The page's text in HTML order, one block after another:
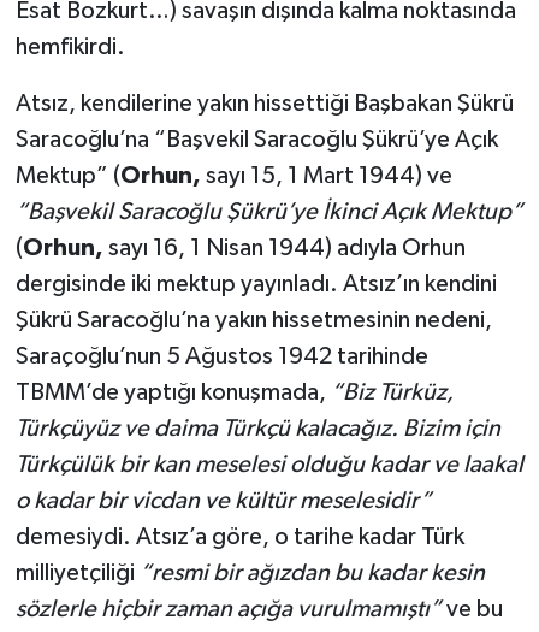
Esat Bozkurt…) savaşın dışında kalma noktasında
hemfikirdi.
Atsız, kendilerine yakın hissettiği Başbakan Şükrü
Saracoğlu’na “Başvekil Saracoğlu Şükrü’ye Açık
Mektup” (Orhun, sayı 15, 1 Mart 1944) ve
“Başvekil Saracoğlu Şükrü’ye İkinci Açık Mektup”
(Orhun, sayı 16, 1 Nisan 1944) adıyla Orhun
dergisinde iki mektup yayınladı. Atsız’ın kendini
Şükrü Saracoğlu’na yakın hissetmesinin nedeni,
Saraçoğlu’nun 5 Ağustos 1942 tarihinde
TBMM’de yaptığı konuşmada, “Biz Türküz,
Türkçüyüz ve daima Türkçü kalacağız. Bizim için
Türkçülük bir kan meselesi olduğu kadar ve laakal
o kadar bir vicdan ve kültür meselesidir”
demesiydi. Atsız’a göre, o tarihe kadar Türk
milliyetçiliği “resmi bir ağızdan bu kadar kesin
sözlerle hiçbir zaman açığa vurulmamıştı”ve bu